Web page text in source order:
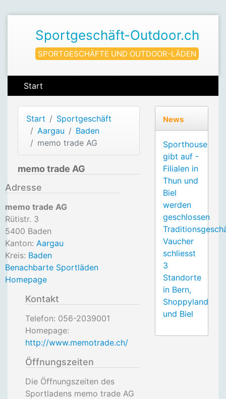
Sportgeschäft-Outdoor.ch
SPORTGESCHÄFTE UND OUTDOOR-LÄDEN
Start
Start
Sportgeschäft
Aargau
Baden
memo trade AG
memo trade AG
Adresse
memo trade AG
Rütistr. 3
5400 Baden
Kanton: Aargau
Kreis: Baden
Benachbarte Sportläden
Homepage
Kontakt
Telefon: 056-2039001
Homepage:
http://www.memotrade.ch/
Öffnungszeiten
Die Öffnungszeiten des
Sportladens memo trade AG
News
Sporthouse
gibt auf -
Filialen in
Thun und
Biel
werden
geschlossen
Vaucher
schliesst
3
Standorte
in Bern,
Shoppyland
und Biel